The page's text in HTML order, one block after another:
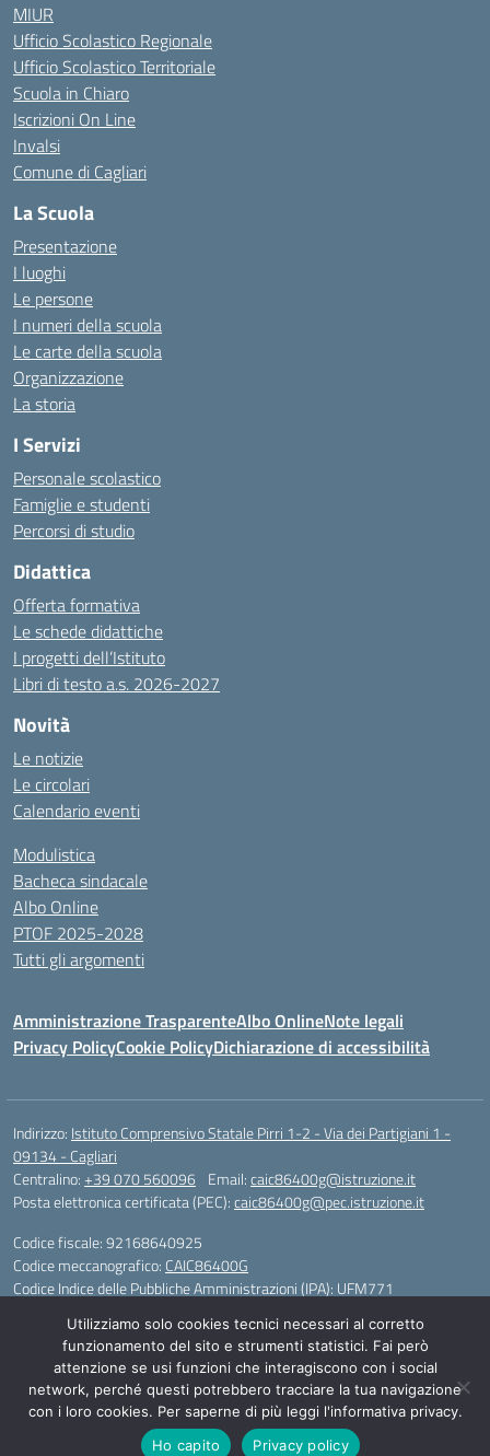
MIUR
Ufficio Scolastico Regionale
Ufficio Scolastico Territoriale
Scuola in Chiaro
Iscrizioni On Line
Invalsi
Comune di Cagliari
La Scuola
Presentazione
I luoghi
Le persone
I numeri della scuola
Le carte della scuola
Organizzazione
La storia
I Servizi
Personale scolastico
Famiglie e studenti
Percorsi di studio
Didattica
Offerta formativa
Le schede didattiche
I progetti dell’Istituto
Libri di testo a.s. 2026-2027
Novità
Le notizie
Le circolari
Calendario eventi
Modulistica
Bacheca sindacale
Albo Online
PTOF 2025-2028
Tutti gli argomenti
Amministrazione TrasparenteAlbo OnlineNote legali
Privacy PolicyCookie PolicyDichiarazione di accessibilità
Indirizzo: Istituto Comprensivo Statale Pirri 1-2 - Via dei Partigiani 1 -
09134 - Cagliari
Centralino:+39 070 560096 Email:caic86400g@istruzione.it
Posta elettronica certificata (PEC):caic86400g@pec.istruzione.it
Codice fiscale: 92168640925
Codice meccanografico: CAIC86400G
Codice Indice delle Pubbliche Amministrazioni (IPA): UFM771
IBAN - IT 46 W 0101504808000070626497
Idea e progetto di Designers Italia
Utilizziamo solo cookies tecnici necessari al corretto
funzionamento del sito e strumenti statistici. Fai però
attenzione se usi funzioni che interagiscono con i social
network, perché questi potrebbero tracciare la tua navigazione
con i loro cookies. Per saperne di più leggi l'informativa privacy.
Ho capito
Privacy policy